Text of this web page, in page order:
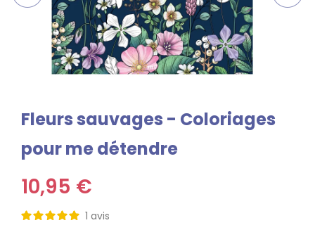
Fleurs sauvages - Coloriages
pour me détendre
10,95 €
1 avis